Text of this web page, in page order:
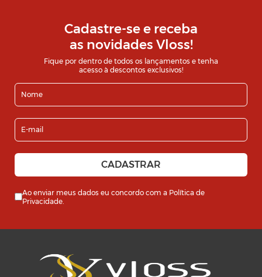
Cadastre-se e receba
as novidades Vloss!
Fique por dentro de todos os lançamentos e tenha
acesso à descontos exclusivos!
Ao enviar meus dados eu concordo com a Política de
Privacidade